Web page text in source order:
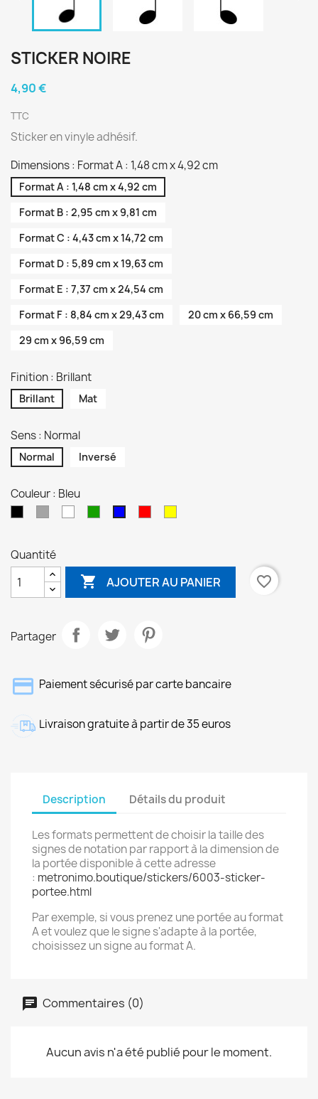
STICKER NOIRE
4,90 €
TTC
Sticker en vinyle adhésif.
Dimensions : Format A : 1,48 cm x 4,92 cm
Format A : 1,48 cm x 4,92 cm
Format B : 2,95 cm x 9,81 cm
Format C : 4,43 cm x 14,72 cm
Format D : 5,89 cm x 19,63 cm
Format E : 7,37 cm x 24,54 cm
Format F : 8,84 cm x 29,43 cm
20 cm x 66,59 cm
29 cm x 96,59 cm
Finition : Brillant
Brillant Mat
Sens : Normal
Normal Inversé
Couleur : Bleu
Quantité
 AJOUTER AU PANIER favorite_border
Partager
Paiement sécurisé par carte bancaire
Livraison gratuite à partir de 35 euros
Description Détails du produit
Les formats permettent de choisir la taille des
signes de notation par rapport à la dimension de
la portée disponible à cette adresse
: metronimo.boutique/stickers/6003-sticker-
portee.html
Par exemple, si vous prenez une portée au format
A et voulez que le signe s'adapte à la portée,
choisissez un signe au format A.
Commentaires (0)
Aucun avis n'a été publié pour le moment.